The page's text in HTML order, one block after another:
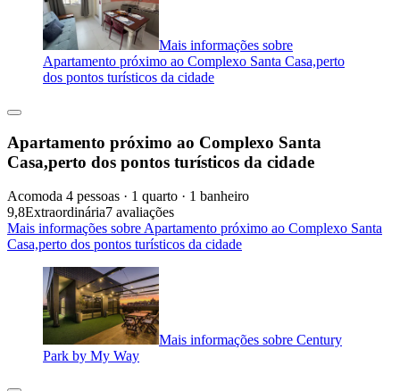
Mais informações sobre
Apartamento próximo ao Complexo Santa Casa,perto
dos pontos turísticos da cidade
Apartamento próximo ao Complexo Santa
Casa,perto dos pontos turísticos da cidade
Acomoda 4 pessoas · 1 quarto · 1 banheiro
9,8Extraordinária7 avaliações
Mais informações sobre Apartamento próximo ao Complexo Santa
Casa,perto dos pontos turísticos da cidade
Mais informações sobre Century
Park by My Way